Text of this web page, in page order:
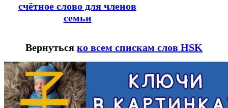
счётное слово для членов
семьи
Вернуться ко всем спискам слов HSK